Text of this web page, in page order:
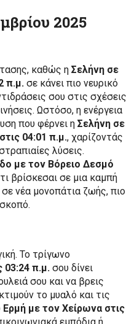
2025
καθώς η Σελήνη σε
π.μ. σε κάνει πιο νευρικό
σου στις σχέσεις
Ωστόσο, η ενέργεια
που φέρνει η Σελήνη σε
04:01 π.μ., χαρίζοντάς
λύσεις.
με τον Βόρειο Δεσμό
βρίσκεσαι σε μια καμπή
νέα μονοπάτια ζωής, πιο
Το τρίγωνο
03:24 π.μ. σου δίνει
σου και να βρεις
το μυαλό και τις
Ερμή με τον Χείρωνα στις